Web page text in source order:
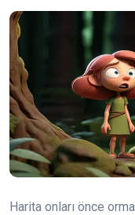
Harita onları önce